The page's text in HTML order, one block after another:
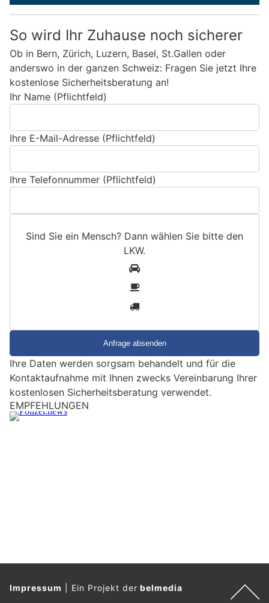
So wird Ihr Zuhause noch sicherer
Ob in Bern, Zürich, Luzern, Basel, St.Gallen oder
anderswo in der ganzen Schweiz: Fragen Sie jetzt Ihre
kostenlose Sicherheitsberatung an!
Ihr Name (Pflichtfeld)
Ihre E-Mail-Adresse (Pflichtfeld)
Ihre Telefonnummer (Pflichtfeld)
Sind Sie ein Mensch? Dann wählen Sie bitte den
LKW.
e
i
n
M
w
h
Ihre Daten werden sorgsam behandelt und für die
Kontaktaufnahme mit Ihnen zwecks Vereinbarung Ihrer
kostenlosen Sicherheitsberatung verwendet.
EMPFEHLUNGEN
Impressum Ein Projekt derbelmedia